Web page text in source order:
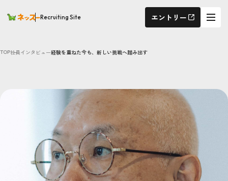
Recruiting Site エントリー
TOP社員インタビュー経験を重ねた今も、新しい挑戦へ踏み出す